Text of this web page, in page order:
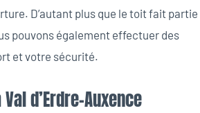
D’autant plus que le toit fait partie
pouvons également effectuer des
et votre sécurité.
d’Erdre-Auxence